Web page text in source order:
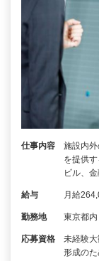
仕事内容
施設内
を提供
ビル、
給与 月給
勤務地 東京都
応募資格
未経験
形成の